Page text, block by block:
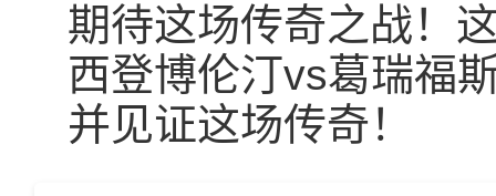
期待这场传奇之战！
西登博伦汀vs葛瑞福
并见证这场传奇！